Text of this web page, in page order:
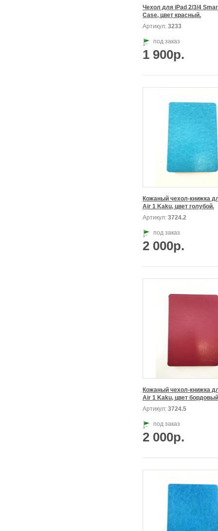
Чехол для iPad 2/3/4
Case, цвет красный.
Артикул: 3233
под заказ
1 900р.
Кожаный чехол-книжка
Air 1 Kaku, цвет голубой.
Артикул: 3724.2
под заказ
2 000р.
Кожаный чехол-книжка
Air 1 Kaku, цвет
Артикул: 3724.5
под заказ
2 000р.